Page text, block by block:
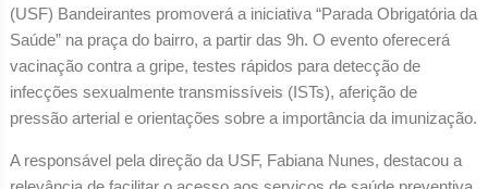
(USF) Bandeirantes promoverá a iniciativa “Parada Obrigatória da
Saúde” na praça do bairro, a partir das 9h. O evento oferecerá
vacinação contra a gripe, testes rápidos para detecção de
infecções sexualmente transmissíveis (ISTs), aferição de
pressão arterial e orientações sobre a importância da imunização.
A responsável pela direção da USF, Fabiana Nunes, destacou a